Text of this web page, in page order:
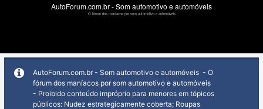
AutoForum.com.br - Som automotivo e automóveis
O fórum dos maníacos por som automotivo e automóveis
AutoForum.com.br - Som automotivo e automóveis - O
fórum dos maníacos por som automotivo e automóveis
- Proibido conteúdo impróprio para menores em tópicos
públicos: Nudez estrategicamente coberta; Roupas